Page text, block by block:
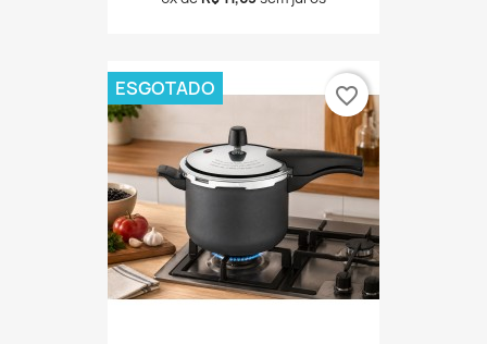
ESGOTADO favorite_border